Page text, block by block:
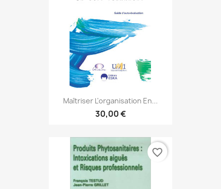
Maîtriser L'organisation En...
30,00 €
favorite_border